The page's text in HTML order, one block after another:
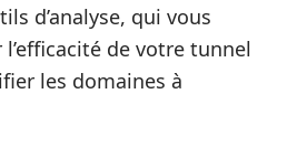
d’analyse, qui vous
de votre tunnel
les domaines à